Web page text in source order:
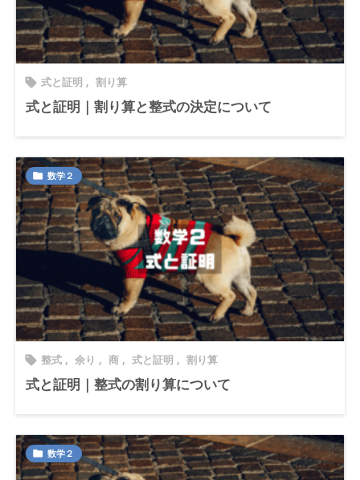
 式と証明 , 割り算
式と証明｜割り算と整式の決定について
 数学２
 整式 , 余り , 商 , 式と証明 , 割り算
式と証明｜整式の割り算について
 数学２